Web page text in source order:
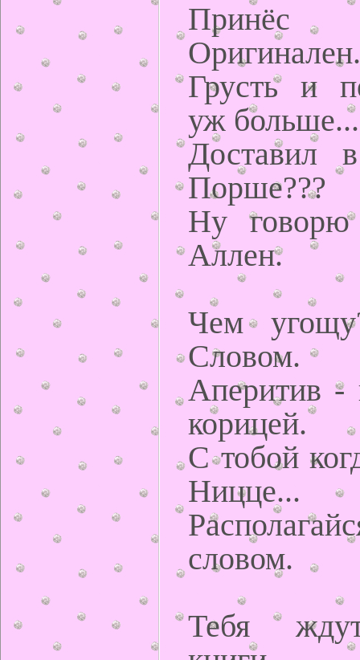
Оригинален.
Грусть и
уж больше...
Доставил
Порше???
Ну
Аллен.
Чем
Словом.
Аперитив -
корицей.
С тобой
Ницце...
словом.
Тебя